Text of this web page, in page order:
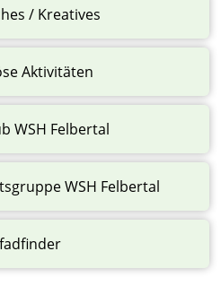
/ Kreatives
Aktivitäten
WSH Felbertal
WSH Felbertal